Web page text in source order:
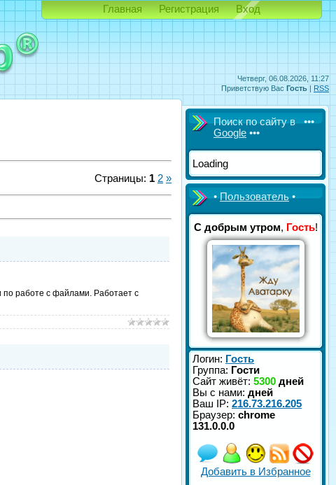
Четверг, 06.08.2026, 11:27
Приветствую Вас Гость | RSS
Главная Регистрация Вход
Страницы: 1 2 »
работе с файлами. Работает с
Поиск по сайту в •••
Google •••
Loading
•Пользователь•
С добрым утром, Гость!
Логин: Гость
Группа: Гости
Сайт живёт: 5300 дней
Вы с нами: дней
Ваш IP: 216.73.216.205
Браузер: chrome
131.0.0.0
Добавить в Избранное